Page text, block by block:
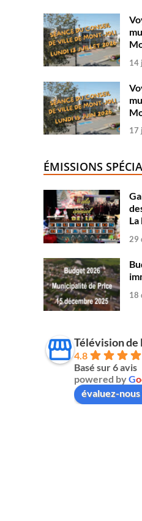
14
17
ÉMISSIONS
29
18
Télévision de
4.8
Basé sur 6 avis
powered byGo
évaluez-nous